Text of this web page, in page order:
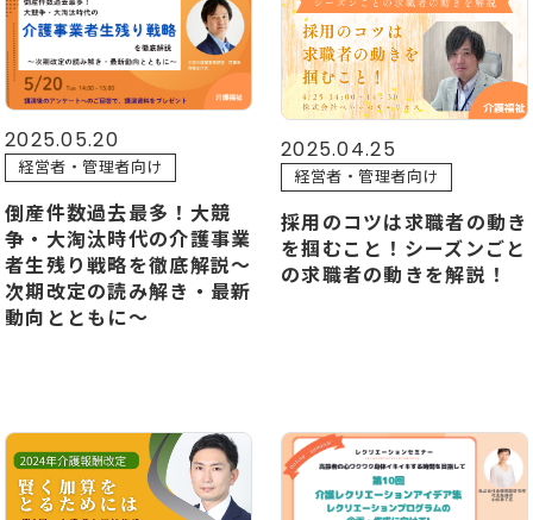
2025.05.20
経営者・管理者向け
倒産件数過去最多！大競
争・大淘汰時代の介護事業
者生残り戦略を徹底解説～
次期改定の読み解き・最新
動向とともに～
2025.04.25
経営者・管理者向け
採用のコツは求職者の動き
を掴むこと！シーズンごと
の求職者の動きを解説！